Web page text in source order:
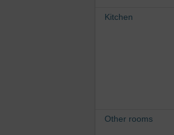
Kitchen
Other rooms